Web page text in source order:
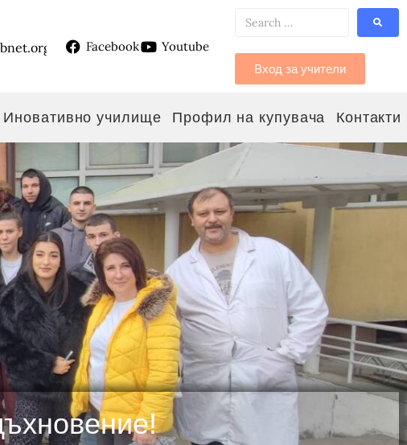
Facebook Youtube
Вход за учители
Иновативно училище Профил на купувача Контакти